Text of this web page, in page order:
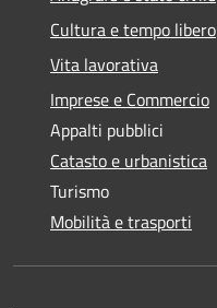
Cultura e tempo libero
Vita lavorativa
Imprese e Commercio
Appalti pubblici
Catasto e urbanistica
Turismo
Mobilità e trasporti